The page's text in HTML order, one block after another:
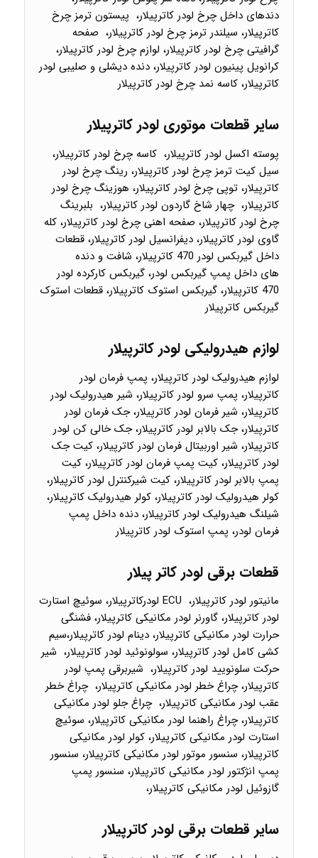
دندهای داخل چرخ لودر کاترپیلار، پیستون ترمز چرخ
کاترپیلار، سیلندر ترمز چرخ لودر کاترپیلار، صفحه
گرافیتی چرخ لودر کاترپیلار، لوازم چرخ لودر کاترپیلار،
کرانویل پینیون لودر کاترپیلار، دنده دیشلی و صلیبی لودر
کاترپیلار، کاسه نمد چرخ لودر کاترپیلار
سایر قطعات موتوری لودر کاترپیلار
پوسته اکسل لودر کاترپیلار، کاسه چرخ لودر کاترپیلار،
سیل کیت ترمز چرخ لودر کاترپیلار، رینگ چرخ لودر
کاترپیلار، توپی چرخ لودر کاترپیلار، هوزینگ چرخ لودر
کاترپیلار، چهار شاخ گاردون لودر کاترپیلار، بلبرینگ
چرخ لودر کاترپیلار، صفحه اهنی چرخ لودر کاترپیلار، کله
گاوی لودر کاترپیلار، دیفرانسیل لودر کاترپیلار، قطعات
داخل گیربکس لودر 470 کاترپیلار، شافت و دنده
های داخل پمپ گیربکس لودر، گیربکس کارکرده لودر
470 کاترپیلار، گیربکس استوک کاترپیلار، قطعات استوک
گیربکس کاترپیلار
لوازم هیدرولیکی لودر کاترپیلار
لوازم هیدرولیک لودر کاترپیلار، پمپ فرمان لودر
کاترپیلار، پمپ سرو لودر کاترپیلار، شیر هیدرولیک لودر
کاترپیلار، شیر فرمان لودر کاترپیلار، جک فرمان لودر
کاترپیلار، جک بالابر لودر کاترپیلار، جک خالی کن لودر
کاترپیلار، شیر اوربیتال فرمان لودر کاترپیلار، کیت جک
لودر کاترپیلار، کیت پمپ فرمان لودر کاترپیلار، کیت
پمپ بالابر لودر کاترپیلار، کیت شیرکنترل لودر کاترپیلار،
کولر هیدرولیک لودر کاترپیلار، کولر هیدرولیک کاترپیلار،
شیلنگ هیدرولیک لودر کاترپیلار، دنده داخل پمپ
فرمان لودر، پمپ استوک لودر کاترپیلار
قطعات برقی لودر کاتر پیلار
مانیتور لودر کاترپیلار، ECU لودرکاترپیلار، سوئیچ استارت
لودر کاترپیلار، گاورنر لودر مکانیکی کاترپیلار، فشنگی
حرارت لودر مکانیکی کاترپیلار، دینام لودر کاترپیلار،سیم
کشی کامل لودر کاترپیلار، سولونوئید لودر کاترپیلار، شیر
حرکت سلونویید لودر کاترپیلار، شیربرقی پمپ لودر
کاترپیلار، چراغ خطر لودر مکانیکی کاترپیلار، چراغ خطر
عقب لودر مکانیکی کاترپیلار، چراغ جلو لودر مکانیکی
کاترپیلار، چراغ راهنما لودر مکانیکی کاترپیلار، سوئیچ
استارت لودر مکانیکی کاترپیلار، کولر لودر مکانیکی
کاترپیلار، سنسور موتور لودر مکانیکی کاترپیلار، سنسور
پمپ انژکتور لودر مکانیکی کاترپیلار، سنسور پمپ
گازوئیل لودر مکانیکی کاترپیلار،
سایر قطعات برقی لودر کاترپیلار